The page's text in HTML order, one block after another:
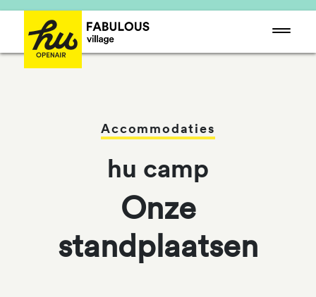
Accommodaties
hu camp
Onze
standplaatsen